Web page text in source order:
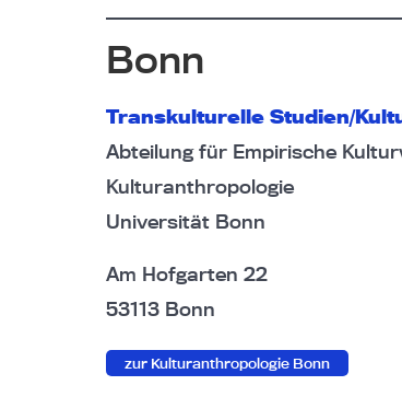
Bonn
Transkulturelle Studien/
Abteilung für Empirische
Kulturanthropologie
Universität Bonn
Am Hofgarten 22
53113 Bonn
zur Kulturanthropologie Bonn